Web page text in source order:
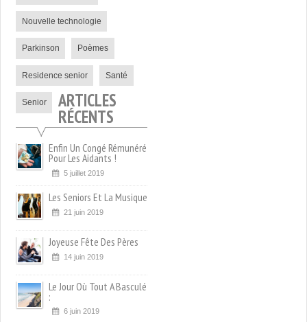
Nouvelle technologie
Parkinson Poèmes
Residence senior Santé
Senior ARTICLES
RÉCENTS
Enfin Un Congé Rémunéré
Pour Les Aidants !
5 juillet 2019
Les Seniors Et La Musique
21 juin 2019
Joyeuse Fête Des Pères
14 juin 2019
Le Jour Où Tout A Basculé
:
6 juin 2019